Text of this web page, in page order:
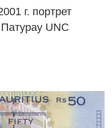
г. портрет
UNC